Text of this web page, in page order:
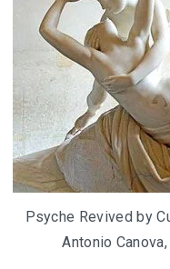
Psyche Revived by
Antonio